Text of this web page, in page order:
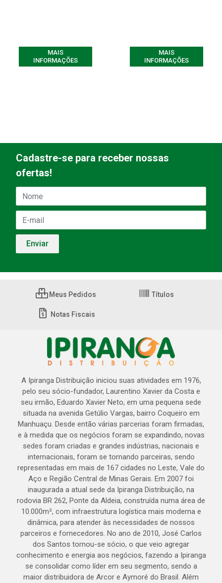
MAIS
INFORMAÇÕES
MAIS
INFORMAÇÕES
Cadastre-se para receber nossas
ofertas!
Meus Pedidos Títulos
Notas Fiscais
A Ipiranga Distribuição iniciou suas atividades em 1976,
pelo seu sócio-fundador, Laurentino Xavier da Costa e
seu irmão, Eduardo Xavier Neto, em uma pequena sede
situada na avenida Getúlio Vargas, bairro Coqueiro em
Manhuaçu. Desde então várias parcerias foram firmadas,
e à medida que os negócios foram se expandindo, novas
sedes foram criadas e grandes indústrias, nacionais e
internacionais, foram se tornando parceiras, sendo
representadas em mais de 167 cidades no Leste, Vale do
Aço e Região Central de Minas Gerais. Em 2007 foi
inaugurada a atual sede da Ipiranga Distribuição, na
rodovia BR 262, Ponte da Aldeia, construída numa área de
10.000m², com infraestrutura logística mais moderna e
dinâmica, para atender às necessidades de nossos
parceiros e fornecedores. No ano de 2010, José Carlos
dos Santos tornou-se sócio, o que veio agregar
conhecimento e energia aos negócios, fazendo a Ipiranga
se consolidar como líder em seu segmento, sendo a
maior distribuidora de Arcor e Aymoré do Brasil. Além